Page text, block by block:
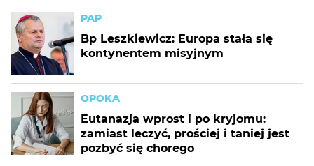
PAP
Bp Leszkiewicz: Europa stała się
kontynentem misyjnym
OPOKA
Eutanazja wprost i po kryjomu:
zamiast leczyć, prościej i taniej jest
pozbyć się chorego